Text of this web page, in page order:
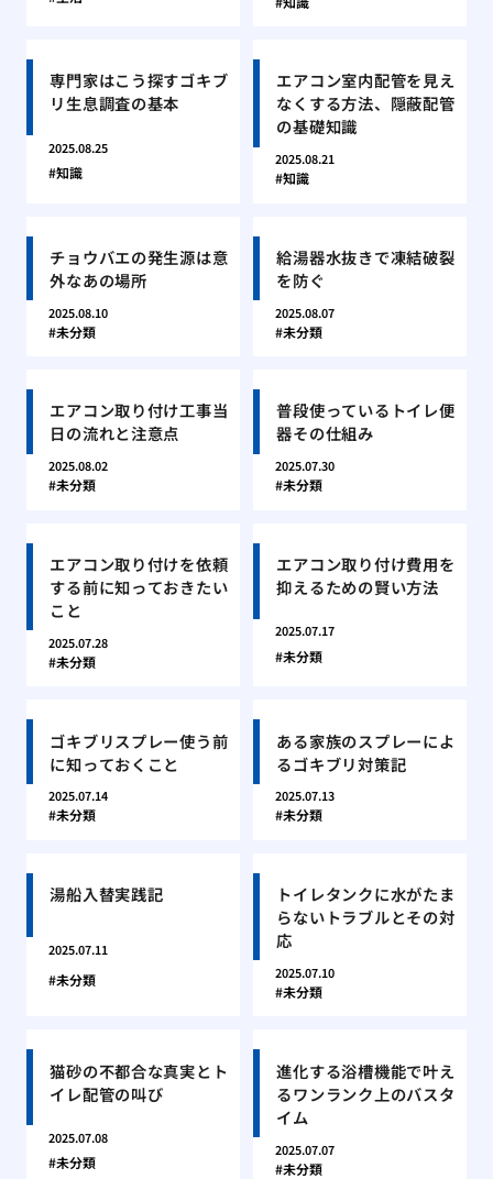
専門家はこう探すゴキブ
リ生息調査の基本
2025.08.25
知識
エアコン室内配管を見え
なくする方法、隠蔽配管
の基礎知識
2025.08.21
知識
チョウバエの発生源は意
外なあの場所
2025.08.10
未分類
給湯器水抜きで凍結破裂
を防ぐ
2025.08.07
未分類
エアコン取り付け工事当
日の流れと注意点
2025.08.02
未分類
普段使っているトイレ便
器その仕組み
2025.07.30
未分類
エアコン取り付けを依頼
する前に知っておきたい
こと
2025.07.28
未分類
エアコン取り付け費用を
抑えるための賢い方法
2025.07.17
未分類
ゴキブリスプレー使う前
に知っておくこと
2025.07.14
未分類
ある家族のスプレーによ
るゴキブリ対策記
2025.07.13
未分類
湯船入替実践記
2025.07.11
未分類
トイレタンクに水がたま
らないトラブルとその対
応
2025.07.10
未分類
猫砂の不都合な真実とト
イレ配管の叫び
2025.07.08
未分類
進化する浴槽機能で叶え
るワンランク上のバスタ
イム
2025.07.07
未分類